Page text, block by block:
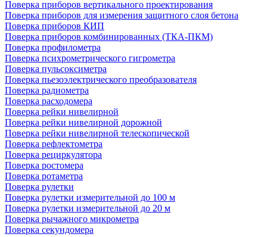
Поверка приборов вертикального проектирования
Поверка приборов для измерения защитного слоя бетона
Поверка приборов КИП
Поверка приборов комбинированных (ТКА-ПКМ)
Поверка профилометра
Поверка психрометрического гигрометра
Поверка пульсоксиметра
Поверка пьезоэлектрического преобразователя
Поверка радиометра
Поверка расходомера
Поверка рейки нивелирной
Поверка рейки нивелирной дорожной
Поверка рейки нивелирной телескопической
Поверка рефлектометра
Поверка рециркулятора
Поверка ростомера
Поверка ротаметра
Поверка рулетки
Поверка рулетки измерительной до 100 м
Поверка рулетки измерительной до 20 м
Поверка рычажного микрометра
Поверка секундомера